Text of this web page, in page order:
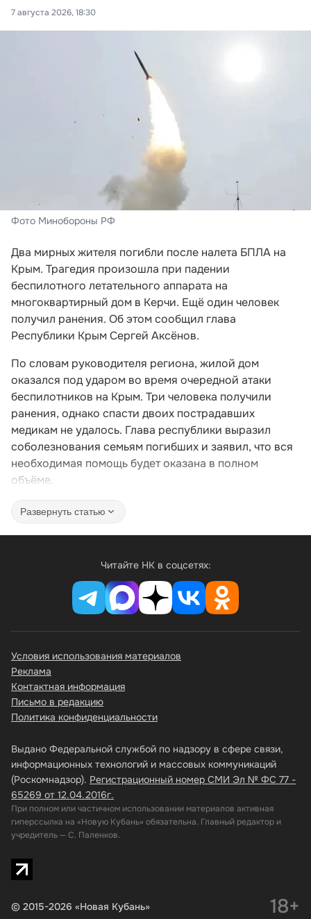
7 августа 2026, 18:30
Фото Минобороны РФ
Два мирных жителя погибли после налета БПЛА на
Крым. Трагедия произошла при падении
беспилотного летательного аппарата на
многоквартирный дом в Керчи. Ещё один человек
получил ранения. Об этом сообщил глава
Республики Крым Сергей Аксёнов.
По словам руководителя региона, жилой дом
оказался под ударом во время очередной атаки
беспилотников на Крым. Три человека получили
ранения, однако спасти двоих пострадавших
медикам не удалось. Глава республики выразил
соболезнования семьям погибших и заявил, что вся
необходимая помощь будет оказана в полном
объёме.
Развернуть статью
Читайте НК в соцсетях:
Выдано Федеральной службой по надзору в сфере связи,
информационных технологий и массовых коммуникаций
(Роскомнадзор). Регистрационный номер СМИ Эл № ФС 77 -
65269 от 12.04.2016г.
При полном или частичном использовании материалов активная
гиперссылка на «Новую Кубань» обязательна. Главный редактор и
учредитель — С. Паленков.
Условия использования материалов
Реклама
Контактная информация
Письмо в редакцию
Политика конфиденциальности
© 2015-2026 «Новая Кубань» 18+